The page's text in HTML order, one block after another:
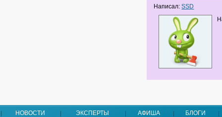
Написал:SSD
НОВОСТИ ЭКСПЕРТЫ АФИША БЛОГИ